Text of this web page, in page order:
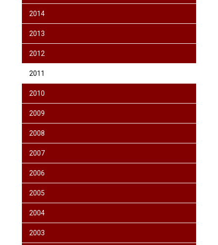
2014
2013
2012
2011
2010
2009
2008
2007
2006
2005
2004
2003